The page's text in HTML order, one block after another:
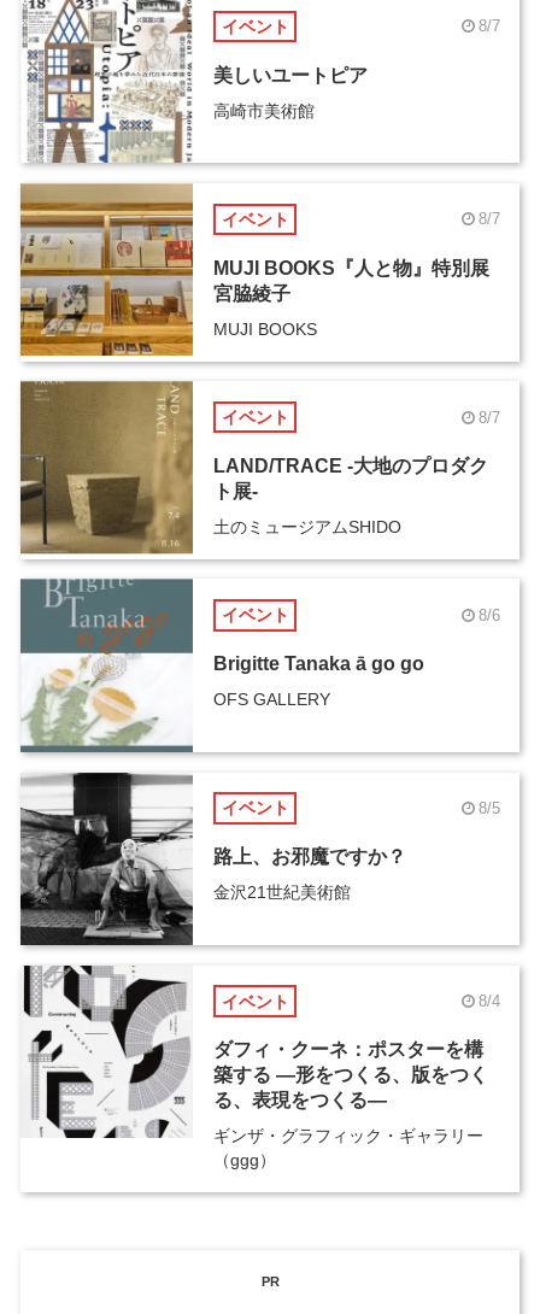
イベント 8/7
美しいユートピア
高崎市美術館
イベント 8/7
MUJI BOOKS『人と物』特別展
宮脇綾子
MUJI BOOKS
イベント 8/7
LAND/TRACE -大地のプロダク
ト展-
土のミュージアムSHIDO
イベント 8/6
Brigitte Tanaka ā go go
OFS GALLERY
イベント 8/5
路上、お邪魔ですか？
金沢21世紀美術館
イベント 8/4
ダフィ・クーネ：ポスターを構
築する ―形をつくる、版をつく
る、表現をつくる―
ギンザ・グラフィック・ギャラリー
（ggg）
PR